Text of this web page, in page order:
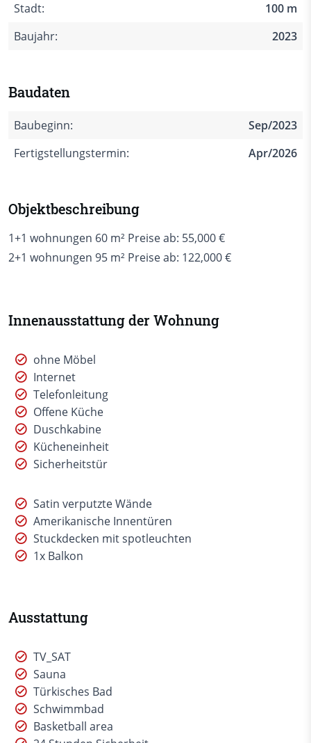
Stadt:
100 m
Baujahr:
2023
Baudaten
Baubeginn:
Sep/2023
Fertigstellungstermin:
Apr/2026
Objektbeschreibung
1+1 wohnungen 60 m² Preise ab: 55,000 €
2+1 wohnungen 95 m² Preise ab: 122,000 €
Innenausstattung der Wohnung
ohne Möbel
Internet
Telefonleitung
Offene Küche
Duschkabine
Kücheneinheit
Sicherheitstür
Satin verputzte Wände
Amerikanische Innentüren
Stuckdecken mit spotleuchten
1x Balkon
Ausstattung
TV_SAT
Sauna
Türkisches Bad
Schwimmbad
Basketball area